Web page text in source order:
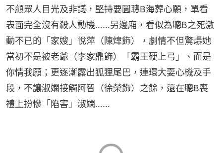
不顧眾人目光及非議，堅持要圓聰B海葬心願，單看
表面完全沒有殺人動機…...另邊廂，看似為聰B之死激
動不已的「家嫂」悅萍（陳煒飾），劇情不但驚爆她
當初不是被老爺（李家鼎飾）「霸王硬上弓」、而是
你情我願；更逐漸露出狐狸尾巴，連環大耍心機及手
段，不讓淑嫻接觸阿智（徐榮飾）之餘，還在聰B喪
禮上扮慘「陷害」淑嫻…...